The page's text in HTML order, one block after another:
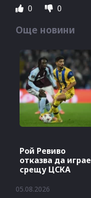
0 0
Още новини
Рой Ревиво
отказва да играе
срещу ЦСКА
05.08.2026